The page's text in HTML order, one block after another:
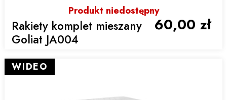
Produkt niedostępny
Rakiety komplet mieszany
Goliat JA004
60,00 zł
WIDEO